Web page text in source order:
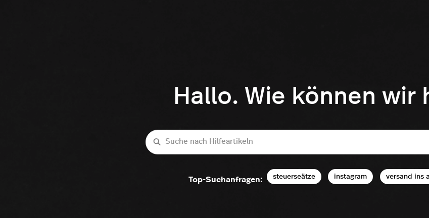
Hallo. Wie können wir
Suche
Top-Suchanfragen: steuerseätze instagram versand ins